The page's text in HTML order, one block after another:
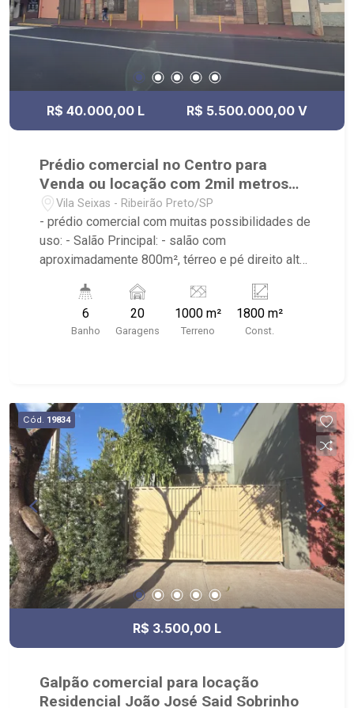
R$ 40.000,00 L R$ 5.500.000,00 V
Prédio comercial no Centro para
Venda ou locação com 2mil metros
quadrados
Vila Seixas - Ribeirão Preto/SP
- prédio comercial com muitas possibilidades de
uso: - Salão Principal: - salão com
aproximadamente 800m², térreo e pé direito alto
backoffice com cozinha industrial, espaço para
estoque, espaço para câmera fria - mezanino
com 2 escritórios e almoxarife - elevador monta-
carga - apartamento entrada privativa térreo: - 1
apartamento com 4 salas (cômodos pode ser
dormitórios) - cozinha - banheiro - apartamento I
entrada privativa piso superior - sala - cozinha -
sala de jantar - 03 dormitórios - sala - banheiro
social - quintal - apartamento II entrada privativa
piso superior - sala - cozinha - sala de jantar - 03
dormitórios - sala - banheiro social - quintal -
estacionamento anexo com 20 vagas e guarita
com depósito. - sentido Independência
6
Banho
20
Garagens
1000 m²
Terreno
1800 m²
Const.
Cód. 19834
R$ 3.500,00 L
Galpão comercial para locação
Residencial João José Said Sobrinho